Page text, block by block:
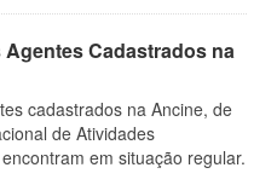
Cadastrados na
cadastrados na Ancine, de
de Atividades
em situação regular.